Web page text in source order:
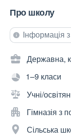
Про школу
Інформація
Державна,
1–9 класи
Учні/
Гімназія з
Сільська